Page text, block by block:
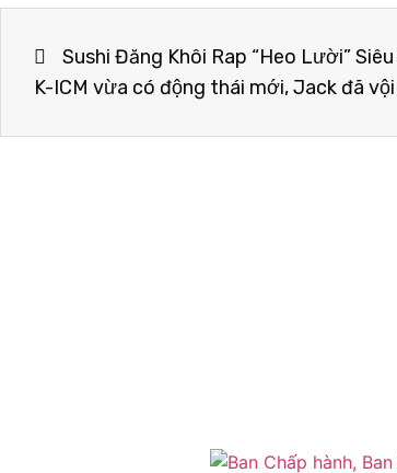
Sushi Đăng Khôi Rap “Heo Lười”
K-ICM vừa có động thái mới, Jack đã